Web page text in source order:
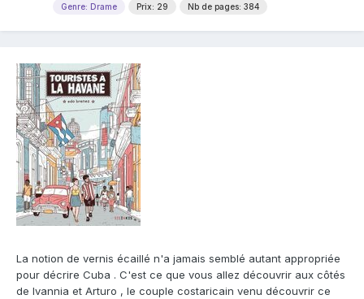
Genre: Drame Prix: 29 Nb de pages: 384
La notion de vernis écaillé n'a jamais semblé autant appropriée
pour décrire Cuba . C'est ce que vous allez découvrir aux côtés
de Ivannia et Arturo , le couple costaricain venu découvrir ce